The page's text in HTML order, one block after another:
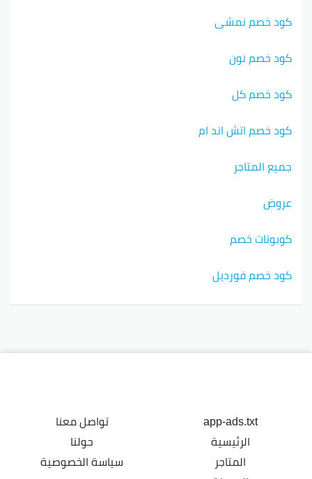
كود خصم نمشي
كود خصم نون
كود خصم كل
كود خصم اتش اند ام
جميع المتاجر
عروض
كوبونات خصم
كود خصم فورديل
app-ads.txt
الرئيسية
المتاجر
تواصل معنا
حولنا
سياسة الخصوصية